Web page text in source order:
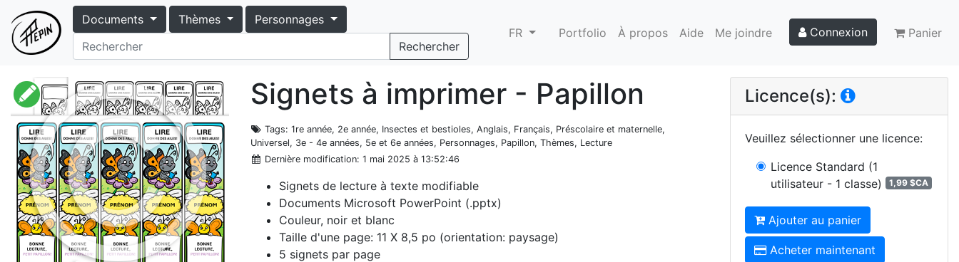
Documents Thèmes
Personnages
Rechercher
FR Portfolio À propos Aide Me joindre Connexion Panier
Signets à imprimer - Papillon
Tags: 1re année, 2e année, Insectes et bestioles, Anglais, Français, Préscolaire et maternelle,
Universel, 3e - 4e années, 5e et 6e années, Personnages, Papillon, Thèmes, Lecture
Dernière modification: 1 mai 2025 à 13:52:46
Signets de lecture à texte modifiable
Documents Microsoft PowerPoint (.pptx)
Couleur, noir et blanc
Taille d'une page: 11 X 8,5 po (orientation: paysage)
5 signets par page
Licence(s):
Veuillez sélectionner une licence:
Licence Standard (1
utilisateur - 1 classe)
1,99 $CA
Ajouter au panier
Acheter maintenant